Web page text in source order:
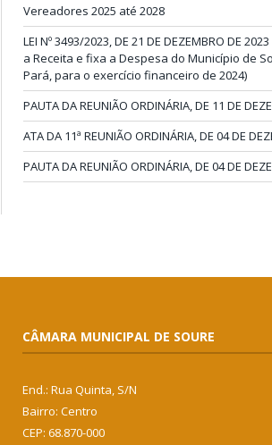
Vereadores 2025 até 2028
LEI Nº 3493/2023, DE 21 DE DEZEMBRO DE
a Receita e fixa a Despesa do Município de
Pará, para o exercício financeiro de 2024)
PAUTA DA REUNIÃO ORDINÁRIA, DE 11 DE
ATA DA 11ª REUNIÃO ORDINÁRIA, DE 04 DE
PAUTA DA REUNIÃO ORDINÁRIA, DE 04 DE
CÂMARA MUNICIPAL DE SOURE
End.: Rua Quinta, S/N
Bairro: Centro
CEP: 68.870-000